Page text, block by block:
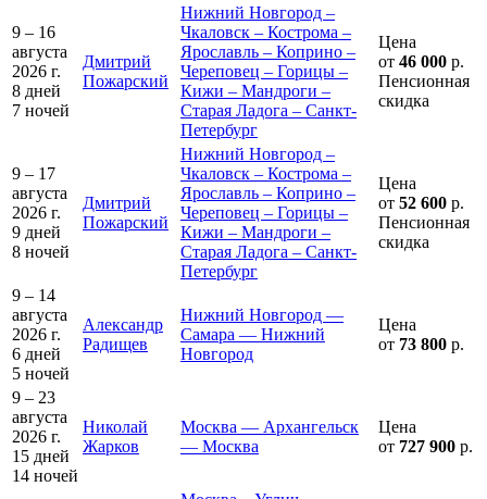
9 – 16
августа
2026 г.
8 дней
7 ночей
Дмитрий
Пожарский
Нижний Новгород –
Чкаловск – Кострома –
Ярославль – Коприно –
Череповец – Горицы –
Кижи – Мандроги –
Старая Ладога – Санкт-
Петербург
Цена
от 46 000 р.
Пенсионная
скидка
9 – 17
августа
2026 г.
9 дней
8 ночей
Дмитрий
Пожарский
Нижний Новгород –
Чкаловск – Кострома –
Ярославль – Коприно –
Череповец – Горицы –
Кижи – Мандроги –
Старая Ладога – Санкт-
Петербург
Цена
от 52 600 р.
Пенсионная
скидка
9 – 14
августа
2026 г.
6 дней
5 ночей
Александр
Радищев
Нижний Новгород —
Самара — Нижний
Новгород
Цена
от 73 800 р.
9 – 23
августа
2026 г.
15 дней
14 ночей
Николай
Жарков
Москва — Архангельск
— Москва
Цена
от 727 900 р.